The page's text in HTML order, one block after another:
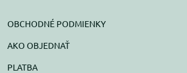
OBCHODNÉ PODMIENKY
AKO OBJEDNAŤ
PLATBA